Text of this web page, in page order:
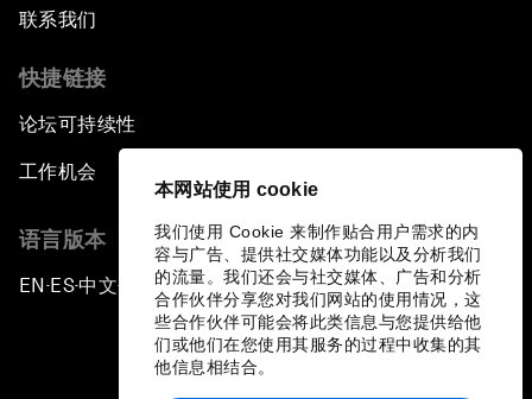
本网站使用 cookie
我们使用 Cookie 来制作贴合用户需求的内
容与广告、提供社交媒体功能以及分析我们
的流量。我们还会与社交媒体、广告和分析
合作伙伴分享您对我们网站的使用情况，这
些合作伙伴可能会将此类信息与您提供给他
们或他们在您使用其服务的过程中收集的其
他信息相结合。
联系我们
快捷链接
论坛可持续性
工作机会
语言版本
EN ▪ES▪中文▪ 日本語